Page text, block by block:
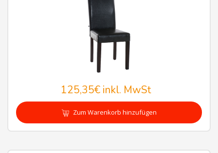
125,35€inkl. MwSt
Zum Warenkorb hinzufügen